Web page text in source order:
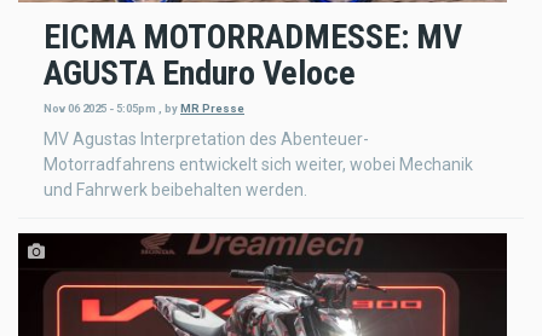
EICMA MOTORRADMESSE: MV
AGUSTA Enduro Veloce
Nov 06 2025 - 5:05pm byMR Presse
MV Agustas Interpretation des Abenteuer-
Motorradfahrens entwickelt sich weiter, wobei Mechanik
und Fahrwerk beibehalten werden.